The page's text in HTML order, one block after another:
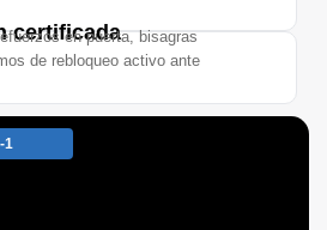
certificada
en puerta, bisagras
de rebloqueo activo ante
1